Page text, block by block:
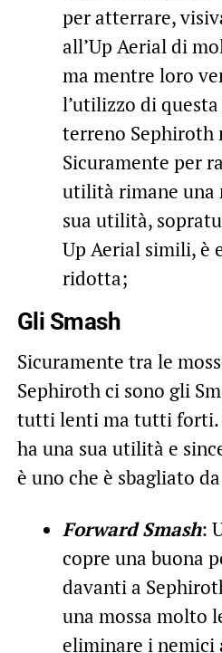
per atterrare,
all’Up Aerial di
ma mentre loro
l’utilizzo di
terreno Sephiroth
Sicuramente per
utilità rimane una
sua utilità,
Up Aerial simili, è
ridotta;
Gli Smash
Sicuramente tra le
Sephiroth ci sono gli
tutti lenti ma tutti forti.
ha una sua utilità e
è uno che è sbagliato
Forward Smash:
copre una buona
davanti a
una mossa molto
eliminare i nemici